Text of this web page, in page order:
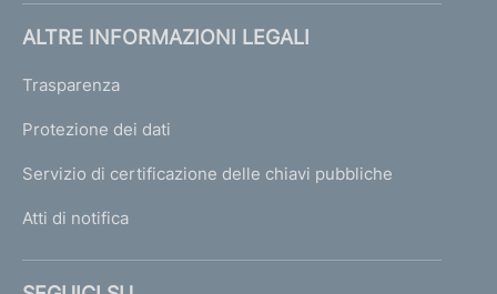
ALTRE INFORMAZIONI LEGALI
Trasparenza
Protezione dei dati
Servizio di certificazione delle chiavi pubbliche
Atti di notifica